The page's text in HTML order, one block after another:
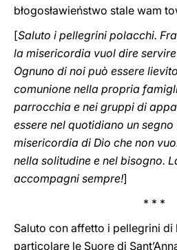
błogosławieństwo stale wam
[Saluto i pellegrini polacchi.
la misericordia vuol dire
Ognuno di noi può essere
comunione nella propria
parrocchia e nei gruppi di
essere nel quotidiano un
misericordia di Dio che non
nella solitudine e nel bisogno.
accompagni sempre!]
* * *
Saluto con affetto i pellegrini di
particolare le Suore di